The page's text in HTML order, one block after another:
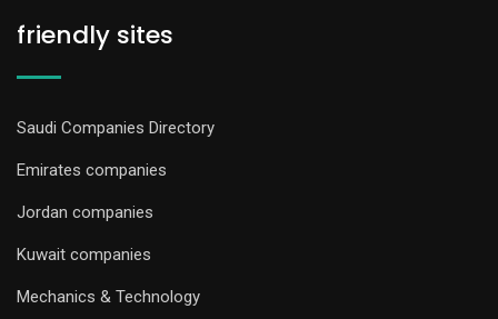
friendly sites
Saudi Companies Directory
Emirates companies
Jordan companies
Kuwait companies
Mechanics & Technology